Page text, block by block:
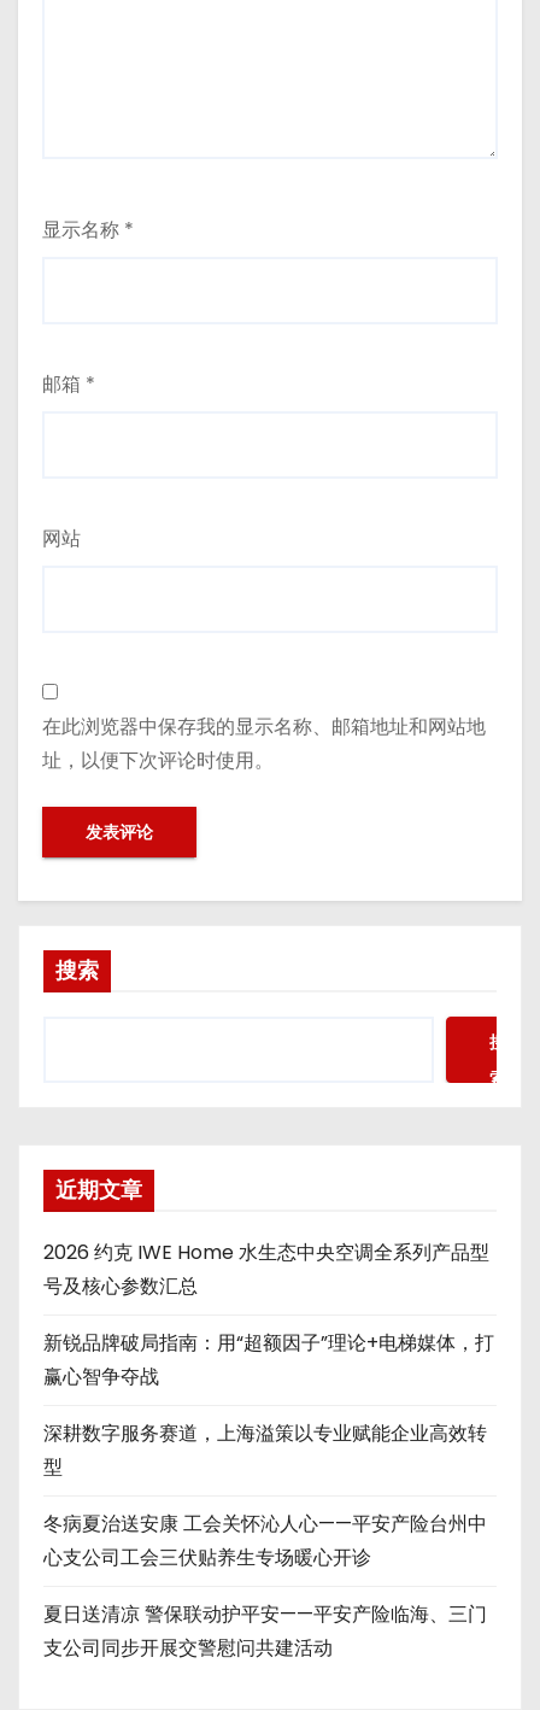
显示名称 *
邮箱 *
网站
在此浏览器中保存我的显示名称、邮箱地址和网站地
址，以便下次评论时使用。
搜索
搜
索
近期文章
2026 约克 IWE Home 水生态中央空调全系列产品型
号及核心参数汇总
新锐品牌破局指南：用“超额因子”理论+电梯媒体，打
赢心智争夺战
深耕数字服务赛道，上海溢策以专业赋能企业高效转
型
冬病夏治送安康 工会关怀沁人心——平安产险台州中
心支公司工会三伏贴养生专场暖心开诊
夏日送清凉 警保联动护平安——平安产险临海、三门
支公司同步开展交警慰问共建活动